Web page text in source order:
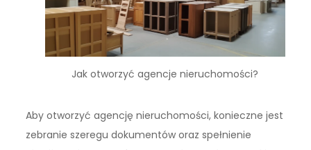
Jak otworzyć agencje nieruchomości?
Aby otworzyć agencję nieruchomości, konieczne jest
zebranie szeregu dokumentów oraz spełnienie